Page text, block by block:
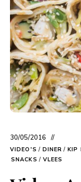
30/05/2016
VIDEO'S / DINER / KIP
SNACKS / VLEES